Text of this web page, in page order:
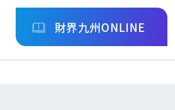
財界九州ONLINE